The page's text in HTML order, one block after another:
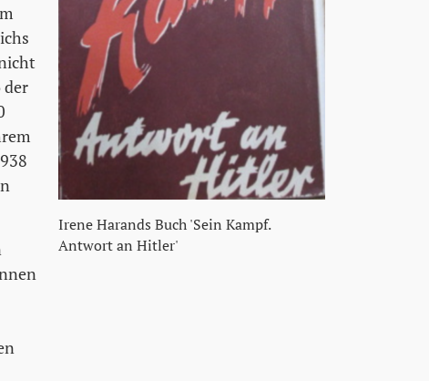
der
Irene Harands Buch 'Sein Kampf.
Antwort an Hitler'